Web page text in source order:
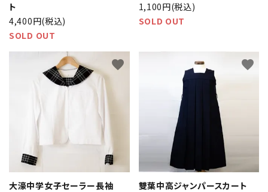
ト
4,400円(税込)
SOLD OUT
1,100円(税込)
SOLD OUT
大濠中学女子セーラー長袖
favorite
雙葉中高ジャンパースカート
favorite